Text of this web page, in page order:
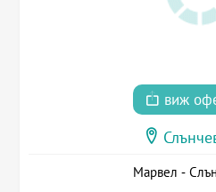
виж
Марвел -